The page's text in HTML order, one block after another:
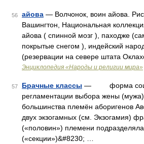
56 айова — Волчонок, воин айова.
Вашингтон, Национальная
айова ( спинной мозг ), паходже
покрытые снегом ), индейский
(резервации на севере штата
Энциклопедия «Народы и религии мира»
57 Брачные классы — форма
регламентации выбора жены
большинства племён аборигенов
двух экзогамных (см. Экзогамия)
(«половин») племени
(«секции»)&#8230; …